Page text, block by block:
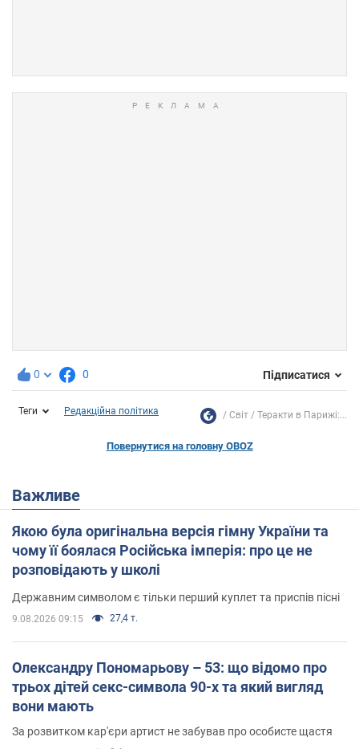
0 0 Підписатися
Теги Редакційна політика Світ Теракти в Парижі:...
Повернутися на головну OBOZ
Важливе
Якою була оригінальна версія гімну України та
чому її боялася Російська імперія: про це не
розповідають у школі
Державним символом є тільки перший куплет та приспів пісні
9.08.2026 09:15 27,4 т.
Олександру Пономарьову – 53: що відомо про
трьох дітей секс-символа 90-х та який вигляд
вони мають
За розвитком кар'єри артист не забував про особисте щастя